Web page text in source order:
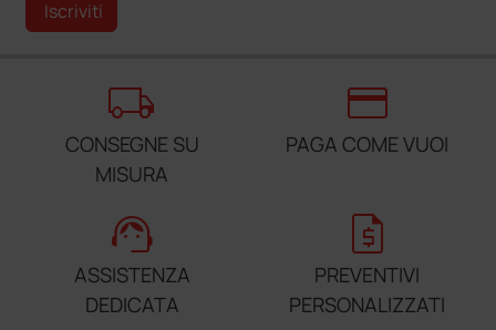
Iscriviti
local_shipping
CONSEGNE SU
MISURA
credit_card
PAGA COME VUOI
support_agent
ASSISTENZA
DEDICATA
request_quote
PREVENTIVI
PERSONALIZZATI